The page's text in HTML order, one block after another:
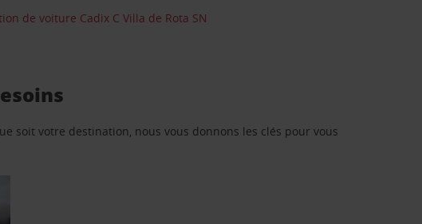
de voiture Cadix C Villa de Rota SN
soit votre destination, nous vous donnons les clés pour vous